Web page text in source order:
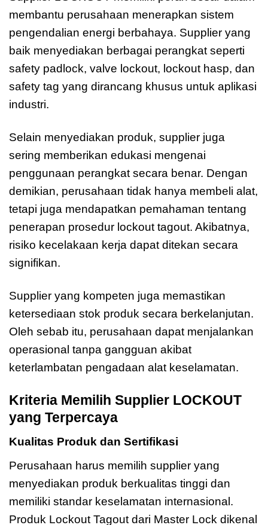
membantu perusahaan menerapkan sistem
pengendalian energi berbahaya. Supplier yang
baik menyediakan berbagai perangkat seperti
safety padlock, valve lockout, lockout hasp, dan
safety tag yang dirancang khusus untuk aplikasi
industri.
Selain menyediakan produk, supplier juga
sering memberikan edukasi mengenai
penggunaan perangkat secara benar. Dengan
demikian, perusahaan tidak hanya membeli alat,
tetapi juga mendapatkan pemahaman tentang
penerapan prosedur lockout tagout. Akibatnya,
risiko kecelakaan kerja dapat ditekan secara
signifikan.
Supplier yang kompeten juga memastikan
ketersediaan stok produk secara berkelanjutan.
Oleh sebab itu, perusahaan dapat menjalankan
operasional tanpa gangguan akibat
keterlambatan pengadaan alat keselamatan.
Kriteria Memilih Supplier LOCKOUT
yang Terpercaya
Kualitas Produk dan Sertifikasi
Perusahaan harus memilih supplier yang
menyediakan produk berkualitas tinggi dan
memiliki standar keselamatan internasional.
Produk Lockout Tagout dari Master Lock dikenal